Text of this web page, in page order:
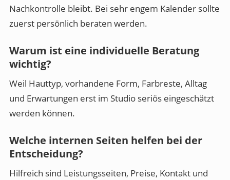
Nachkontrolle bleibt. Bei sehr engem Kalender sollte
zuerst persönlich beraten werden.
Warum ist eine individuelle Beratung
wichtig?
Weil Hauttyp, vorhandene Form, Farbreste, Alltag
und Erwartungen erst im Studio seriös eingeschätzt
werden können.
Welche internen Seiten helfen bei der
Entscheidung?
Hilfreich sind Leistungsseiten, Preise, Kontakt und